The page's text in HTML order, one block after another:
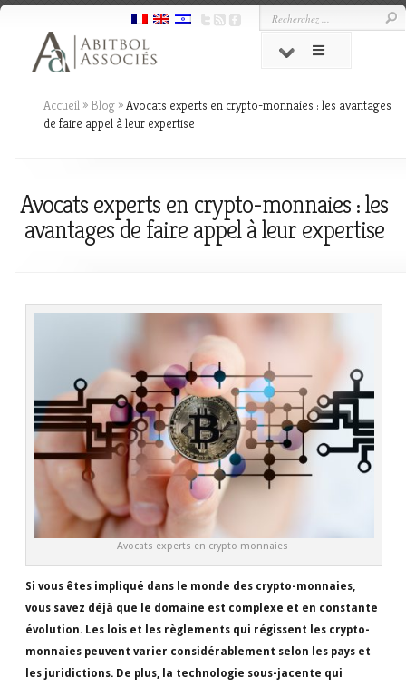
Accueil » Blog »Avocats experts en crypto-monnaies : les avantages
de faire appel à leur expertise
Avocats experts en crypto-monnaies : les
avantages de faire appel à leur expertise
Avocats experts en crypto monnaies
Si vous êtes impliqué dans le monde des crypto-monnaies,
vous savez déjà que le domaine est complexe et en constante
évolution. Les lois et les règlements qui régissent les crypto-
monnaies peuvent varier considérablement selon les pays et
les juridictions. De plus, la technologie sous-jacente qui